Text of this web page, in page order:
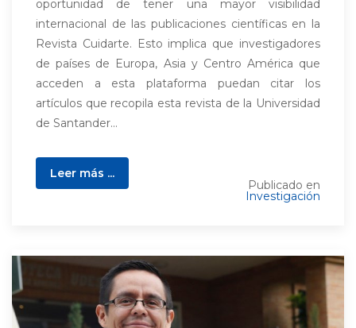
oportunidad de tener una mayor visibilidad
internacional de las publicaciones científicas en la
Revista Cuidarte. Esto implica que investigadores
de países de Europa, Asia y Centro América que
acceden a esta plataforma puedan citar los
artículos que recopila esta revista de la Universidad
de Santander...
Leer más ...
Publicado en
Investigación